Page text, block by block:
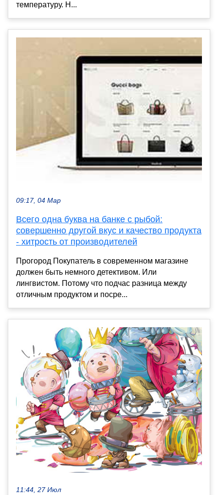
температуру. Н...
09:17, 04 Мар
Всего одна буква на банке с рыбой:
совершенно другой вкус и качество продукта
- хитрость от производителей
Прогород Покупатель в современном магазине
должен быть немного детективом. Или
лингвистом. Потому что подчас разница между
отличным продуктом и посре...
11:44, 27 Июл